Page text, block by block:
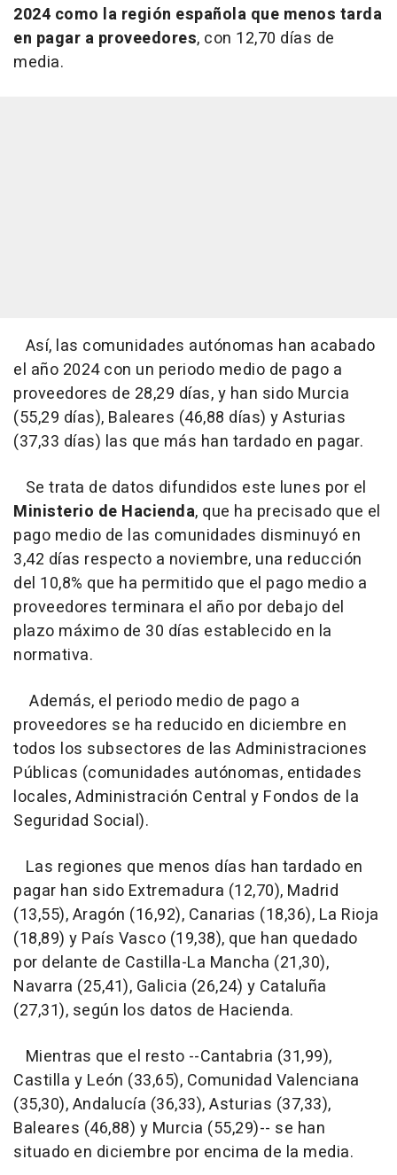
2024 como la región española que menos tarda
en pagar a proveedores, con 12,70 días de
media.
Así, las comunidades autónomas han acabado
el año 2024 con un periodo medio de pago a
proveedores de 28,29 días, y han sido Murcia
(55,29 días), Baleares (46,88 días) y Asturias
(37,33 días) las que más han tardado en pagar.
Se trata de datos difundidos este lunes por el
Ministerio de Hacienda, que ha precisado que el
pago medio de las comunidades disminuyó en
3,42 días respecto a noviembre, una reducción
del 10,8% que ha permitido que el pago medio a
proveedores terminara el año por debajo del
plazo máximo de 30 días establecido en la
normativa.
Además, el periodo medio de pago a
proveedores se ha reducido en diciembre en
todos los subsectores de las Administraciones
Públicas (comunidades autónomas, entidades
locales, Administración Central y Fondos de la
Seguridad Social).
Las regiones que menos días han tardado en
pagar han sido Extremadura (12,70), Madrid
(13,55), Aragón (16,92), Canarias (18,36), La Rioja
(18,89) y País Vasco (19,38), que han quedado
por delante de Castilla-La Mancha (21,30),
Navarra (25,41), Galicia (26,24) y Cataluña
(27,31), según los datos de Hacienda.
Mientras que el resto --Cantabria (31,99),
Castilla y León (33,65), Comunidad Valenciana
(35,30), Andalucía (36,33), Asturias (37,33),
Baleares (46,88) y Murcia (55,29)-- se han
situado en diciembre por encima de la media.